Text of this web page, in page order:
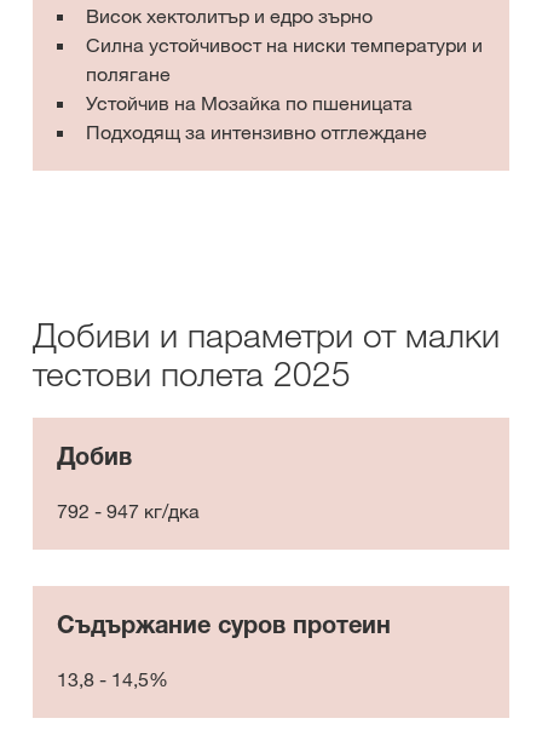
Висок хектолитър и едро зърно
Силна устойчивост на ниски температури и
полягане
Устойчив на Мозайка по пшеницата
Подходящ за интензивно отглеждане
Добиви и параметри от малки
тестови полета 2025
Добив
792 - 947 кг/дка
Съдържание суров протеин
13,8 - 14,5%